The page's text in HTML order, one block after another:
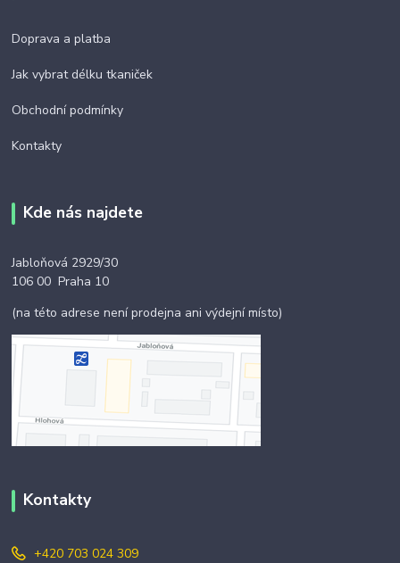
Doprava a platba
Jak vybrat délku tkaniček
Obchodní podmínky
Kontakty
Kde nás najdete
Jabloňová 2929/30
106 00 Praha 10
(na této adrese není prodejna ani výdejní místo)
Kontakty
+420 703 024 309